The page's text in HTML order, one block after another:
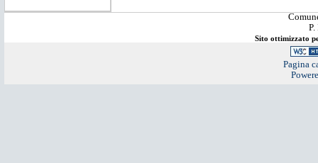
Sito ottimizzato
Pagina